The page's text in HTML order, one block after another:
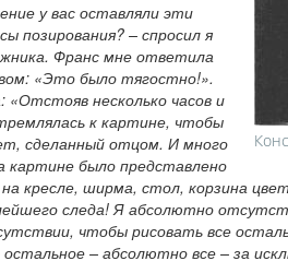
у вас оставляли эти
позирования? – спросил я
Франс мне ответила
«Это было тягостно!».
несколько часов и
к картине, чтобы
сделанный отцом. И много
картине было представлено
кресле, ширма, стол, корзина
следа! Я абсолютно
чтобы рисовать все
остальное – абсолютно все – за